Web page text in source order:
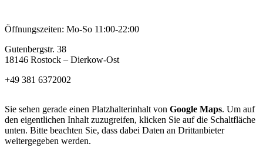
Öffnungszeiten: Mo-So 11:00-22:00
Gutenbergstr. 38
18146 Rostock – Dierkow-Ost
+49 381 6372002
Sie sehen gerade einen Platzhalterinhalt von Google Maps. Um auf
den eigentlichen Inhalt zuzugreifen, klicken Sie auf die Schaltfläche
unten. Bitte beachten Sie, dass dabei Daten an Drittanbieter
weitergegeben werden.